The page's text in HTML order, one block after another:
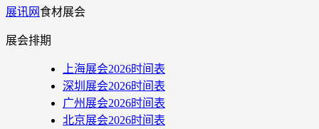
展讯网食材展会
展会排期
上海展会2026时间表
深圳展会2026时间表
广州展会2026时间表
北京展会2026时间表